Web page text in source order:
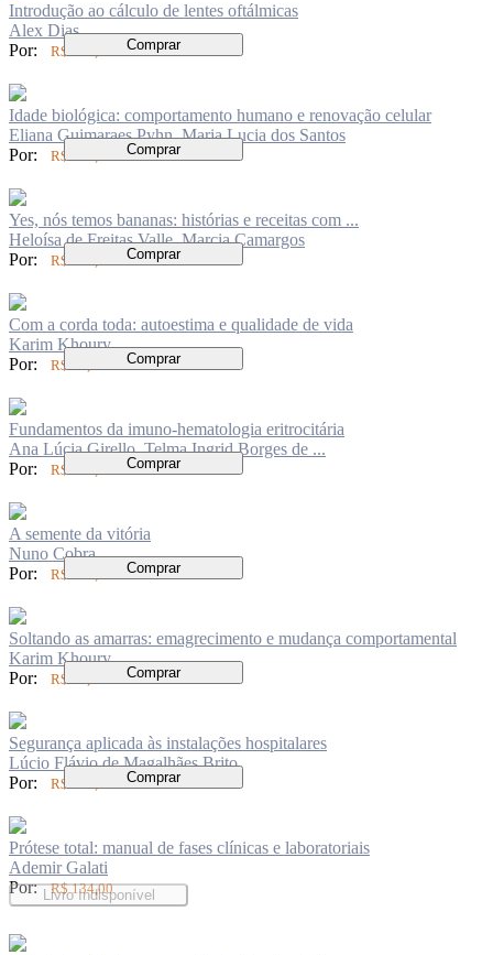
Introdução ao cálculo de lentes oftálmicas
Alex Dias
Por:
R$ 150,00 Comprar
Idade biológica: comportamento humano e renovação celular
Eliana Guimaraes Pyhn, Maria Lucia dos Santos
Por:
R$ 104,00 Comprar
Yes, nós temos bananas: histórias e receitas com ...
Heloísa de Freitas Valle, Marcia Camargos
Por:
R$ 104,00 Comprar
Com a corda toda: autoestima e qualidade de vida
Karim Khoury
Por:
R$ 94,00 Comprar
Fundamentos da imuno-hematologia eritrocitária
Ana Lúcia Girello, Telma Ingrid Borges de ...
Por:
R$ 149,00 Comprar
A semente da vitória
Nuno Cobra
Por:
R$ 126,00 Comprar
Soltando as amarras: emagrecimento e mudança comportamental
Karim Khoury
Por:
R$ 62,00 Comprar
Segurança aplicada às instalações hospitalares
Lúcio Flávio de Magalhães Brito
Por:
R$ 136,00 Comprar
Prótese total: manual de fases clínicas e laboratoriais
Ademir Galati
Por:
R$ 134,00
Livro Indisponível